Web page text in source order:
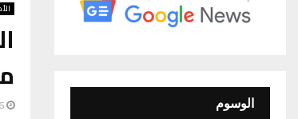
الوسوم